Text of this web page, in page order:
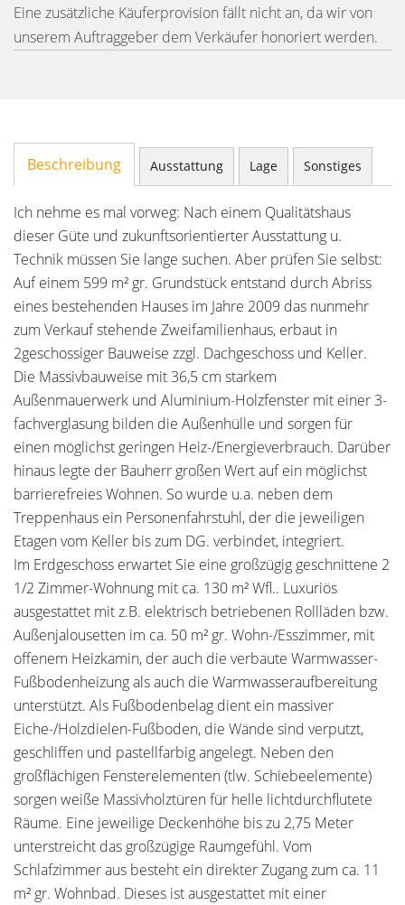
Eine zusätzliche Käuferprovision fällt nicht an, da wir von
unserem Auftraggeber dem Verkäufer honoriert werden.
Beschreibung Ausstattung Lage Sonstiges
Ich nehme es mal vorweg: Nach einem Qualitätshaus
dieser Güte und zukunftsorientierter Ausstattung u.
Technik müssen Sie lange suchen. Aber prüfen Sie selbst:
Auf einem 599 m² gr. Grundstück entstand durch Abriss
eines bestehenden Hauses im Jahre 2009 das nunmehr
zum Verkauf stehende Zweifamilienhaus, erbaut in
2geschossiger Bauweise zzgl. Dachgeschoss und Keller.
Die Massivbauweise mit 36,5 cm starkem
Außenmauerwerk und Aluminium-Holzfenster mit einer 3-
fachverglasung bilden die Außenhülle und sorgen für
einen möglichst geringen Heiz-/Energieverbrauch. Darüber
hinaus legte der Bauherr großen Wert auf ein möglichst
barrierefreies Wohnen. So wurde u.a. neben dem
Treppenhaus ein Personenfahrstuhl, der die jeweiligen
Etagen vom Keller bis zum DG. verbindet, integriert.
Im Erdgeschoss erwartet Sie eine großzügig geschnittene 2
1/2 Zimmer-Wohnung mit ca. 130 m² Wfl.. Luxuriös
ausgestattet mit z.B. elektrisch betriebenen Rollläden bzw.
Außenjalousetten im ca. 50 m² gr. Wohn-/Esszimmer, mit
offenem Heizkamin, der auch die verbaute Warmwasser-
Fußbodenheizung als auch die Warmwasseraufbereitung
unterstützt. Als Fußbodenbelag dient ein massiver
Eiche-/Holzdielen-Fußboden, die Wände sind verputzt,
geschliffen und pastellfarbig angelegt. Neben den
großflächigen Fensterelementen (tlw. Schiebeelemente)
sorgen weiße Massivholztüren für helle lichtdurchflutete
Räume. Eine jeweilige Deckenhöhe bis zu 2,75 Meter
unterstreicht das großzügige Raumgefühl. Vom
Schlafzimmer aus besteht ein direkter Zugang zum ca. 11
m² gr. Wohnbad. Dieses ist ausgestattet mit einer